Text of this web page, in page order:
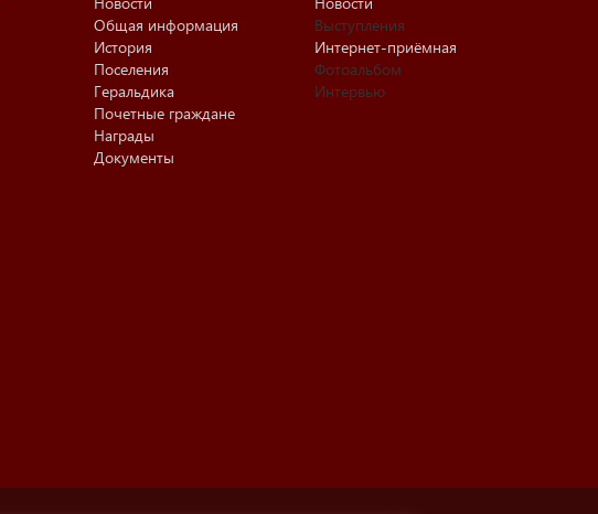
Общая информация
История
Поселения
Геральдика
Почетные граждане
Награды
Документы
Выступления
Интернет-приёмная
Фотоальбом
Интервью